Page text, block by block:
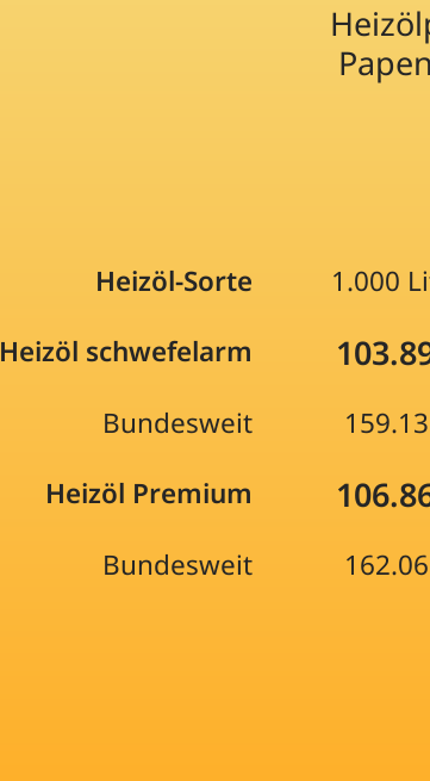
Heizöl-Sorte 1.000
Heizöl schwefelarm
Bundesweit
Heizöl Premium
Bundesweit